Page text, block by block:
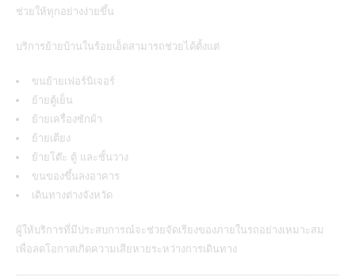
ช่วยให้ทุกอย่างง่ายขึ้น
บริการย้ายบ้านในร้อยเอ็ดสามารถช่วยได้ตั้งแต่
ขนย้ายเฟอร์นิเจอร์
ย้ายตู้เย็น
ย้ายเครื่องซักผ้า
ย้ายเตียง
ย้ายโต๊ะ ตู้ และชั้นวาง
ขนของขึ้นลงอาคาร
เดินทางต่างจังหวัด
ผู้ให้บริการที่มีประสบการณ์จะช่วยจัดเรียงของภายในรถอย่างเหมาะสม
เพื่อลดโอกาสเกิดความเสียหายระหว่างการเดินทาง